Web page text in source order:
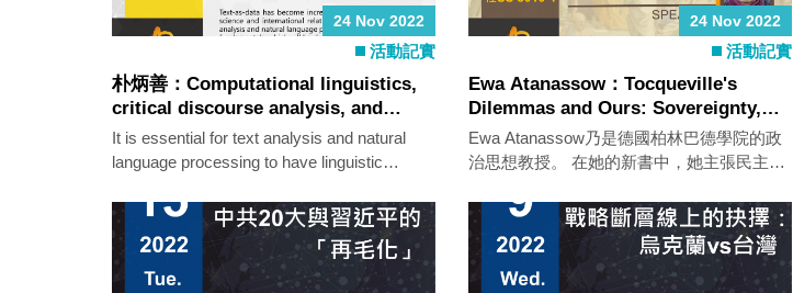
24 Nov 2022
活動記實
朴炳善：Computational linguistics,
critical discourse analysis, and
contemporary Korea: A digital
dialogue between humanities and
It is essential for text analysis and natural
language processing to have linguistic
guest lecture. A critical discourse analysis
approach will be also introduced in the
context of the humanities so that we can
better understand contemporary Korea.
24 Nov 2022
活動記實
Ewa Atanassow：Tocqueville's
Dilemmas and Ours: Sovereignty,
Nationalism, Globalization
Ewa Atanassow乃是德國柏林巴德學院的政
治思想教授。 在她的新書中，她主張民主的
如何將人民主權給制度化、如何定義民族性
以及如何把握全球治理的可能性及其限制。